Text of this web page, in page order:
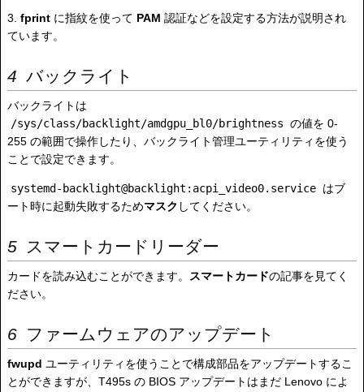
3. fprint に指紋を使って PAM 認証などを設定する方法が説明され
ています。
バックライト
バックライトは
/sys/class/backlight/amdgpu_bl0/brightness の値を 0-
255 の範囲で操作したり、バックライト管理ユーティリティを使う
ことで設定できます。
systemd-backlight@backlight:acpi_video0.service はブ
ート時に起動失敗するためマスク してください。
スマートカードリーダー
カードを読み込むことができます。 スマートカードの記事を見てく
ださい。
ファームウェアのアップデート
fwupd ユーティリティを使うことで構成部品をアップデートするこ
とができますが、T495s の BIOS アップデートはまだ Lenovo によ